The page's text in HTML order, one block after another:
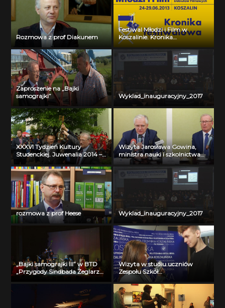
Rozmowa z prof Diakunem
Festiwal Młodzi i Film w
Koszalinie. Kronika
Festiwalowa. Dzień czwarty
Zaproszenie na „Bajki
samograjki”
Wyklad_inauguracyjny_2017
XXXVI Tydzień Kultury
Studenckiej. Juwenalia 2014 –
inauguracja
Wizyta Jarosława Gowina,
ministra nauki i szkolnictwa
wyższego na Politechnice
Koszalińskiej
rozmowa z prof Heese Wyklad_inauguracyjny_2017
„Bajki samograjki III” w BTD
„Przygody Sindbada Żeglarza”
Przygoda czwarta
Wizyta w studiu uczniów
Zespołu Szkół
Ogólnokształcących i
Technicznych w Miastku część
I